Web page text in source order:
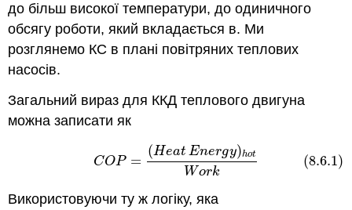
до більш високої температури, до одиничного
обсягу роботи, який вкладається в. Ми
розглянемо КС в плані повітряних теплових
насосів.
Загальний вираз для ККД теплового двигуна
можна записати як
COP =
(Heat Energy)hot
Work
(8.6.1)
(8.6.1) CO (HeatEnergy)hotW
Використовуючи ту ж логіку, яка